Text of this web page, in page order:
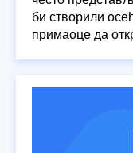
би створили
примаоце да